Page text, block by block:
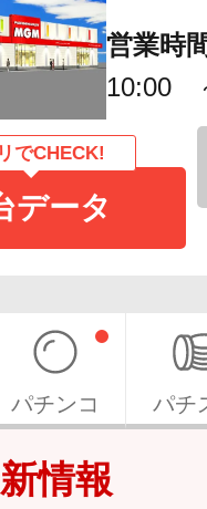
営業時
10:00
でCHECK!
データ
パチンコ パチ
情報